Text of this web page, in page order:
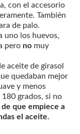
con el accesorio
También
de palo.
uno los huevos,
pero no muy
aceite de girasol
quedaban mejor
y menos
grados, si no
que empiece a
el aceite.